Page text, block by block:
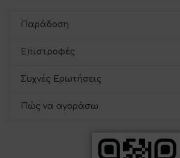
Παράδοση
Επιστροφές
Συχνές Ερωτήσεις
Πώς να αγοράσω